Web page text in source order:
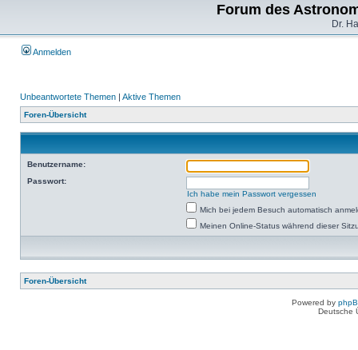
Forum des
Dr.
Anmelden
Unbeantwortete Themen | Aktive Themen
Foren-Übersicht
Benutzername:
Passwort:
Ich habe mein Passwort vergessen
Mich bei jedem Besuch automatisch
Meinen Online-Status während dieser
Foren-Übersicht
Powered by
Deutsche